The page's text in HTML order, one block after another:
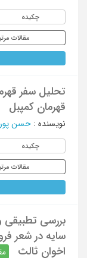
چکیده
مقالات
تحلیل سفر
قهرمان کمپبل
نویسنده : حسن
چکیده
مقالات
بررسی تطبیقی
سایه در شعر
اخوان ثالث